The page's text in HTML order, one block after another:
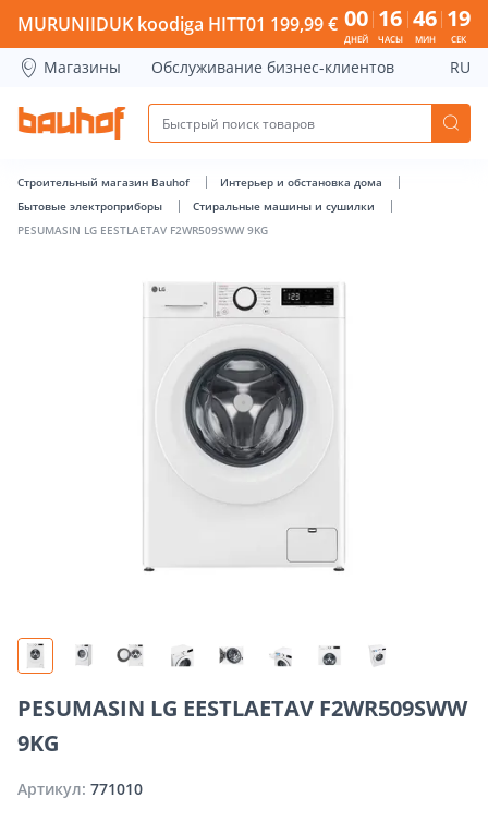
PESUMASIN LG EESTLAETAV F2WR509SWW 9KG - Bauhof
MURUNIIDUK koodiga HITT01 199,99 € 00
ДНЕЙ
16
ЧАСЫ
46
МИН
18
СЕК
Магазины Обслуживание бизнес-клиентов RU
Строительный магазин Bauhof
Интерьер и обстановка дома
Бытовые электроприборы
Стиральные машины и сушилки
PESUMASIN LG EESTLAETAV F2WR509SWW 9KG
PESUMASIN LG EESTLAETAV F2WR509SWW
9KG
Артикул: 771010